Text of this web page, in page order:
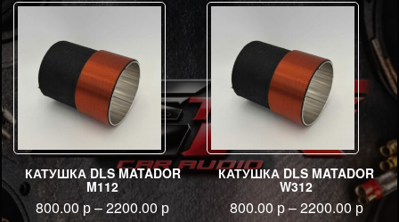
КАТУШКА DLS MATADOR
M112
800.00р–2200.00 р
КАТУШКА DLS MATADOR
W312
800.00 р–2200.00 р